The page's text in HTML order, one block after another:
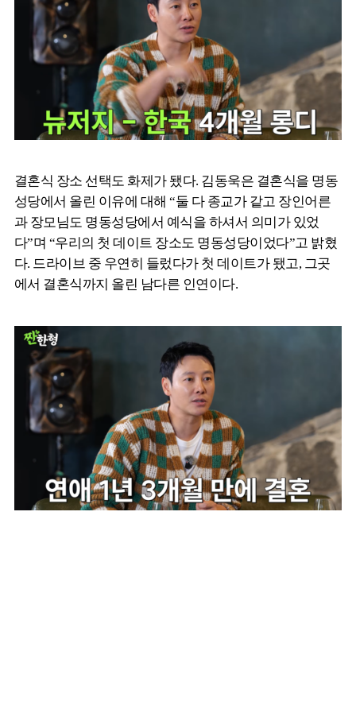
결혼식 장소 선택도 화제가 됐다. 김동욱은 결혼식을 명동
성당에서 올린 이유에 대해 “둘 다 종교가 같고 장인어른
과 장모님도 명동성당에서 예식을 하셔서 의미가 있었
다”며 “우리의 첫 데이트 장소도 명동성당이었다”고 밝혔
다. 드라이브 중 우연히 들렀다가 첫 데이트가 됐고, 그곳
에서 결혼식까지 올린 남다른 인연이다.